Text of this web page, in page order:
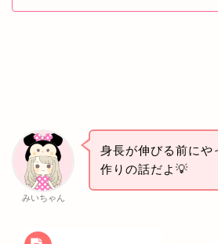
みいちゃん
身長が伸びる前にや
作りの話だよ💡